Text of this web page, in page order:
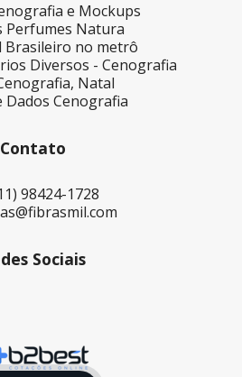
e Mockups
Perfumes Natura
Brasileiro no metrô
Diversos - Cenografia
Natal
Dados Cenografia
Contato
98424-1728
Sociais